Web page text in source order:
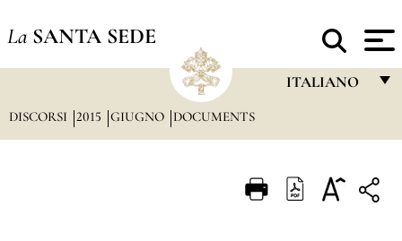
La SANTA SEDE
ITALIANO
ITALIANO
DISCORSI 2015 GIUGNO DOCUMENTS